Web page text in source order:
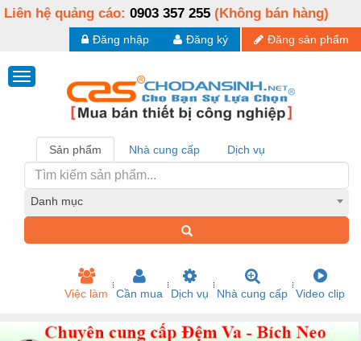
Liên hệ quảng cáo: 0903 357 255 (Không bán hàng)
Đăng sản phẩm
Đăng ký
Đăng nhập
Sản phẩm Nhà cung cấp Dịch vụ
Danh mục
Việc làm Cần mua Dịch vụ Nhà cung cấp Video clip